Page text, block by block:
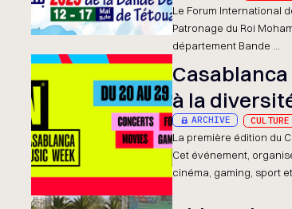
Le Forum International
Patronage du Roi
département Bande ...
à la
ARCHIVE CULTURE
La première édition du
Cet événement,
cinéma, gaming, sport et